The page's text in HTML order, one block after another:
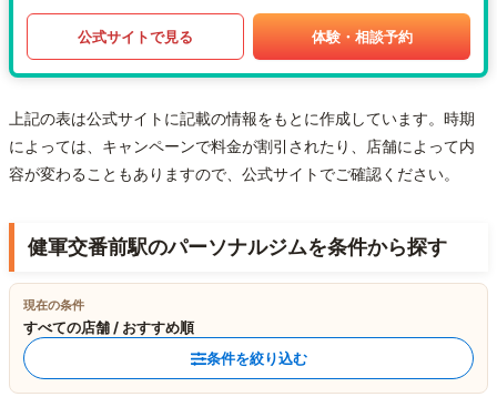
公式サイトで見る 体験・相談予約
上記の表は公式サイトに記載の情報をもとに作成しています。時期
によっては、キャンペーンで料金が割引されたり、店舗によって内
容が変わることもありますので、公式サイトでご確認ください。
健軍交番前駅のパーソナルジムを条件から探す
現在の条件
すべての店舗 / おすすめ順
条件を絞り込む